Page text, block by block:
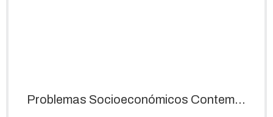
Problemas Socioeconómicos Contemporáneos